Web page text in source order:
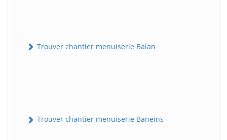
Trouver chantier menuiserie Balan
Trouver chantier menuiserie Baneins